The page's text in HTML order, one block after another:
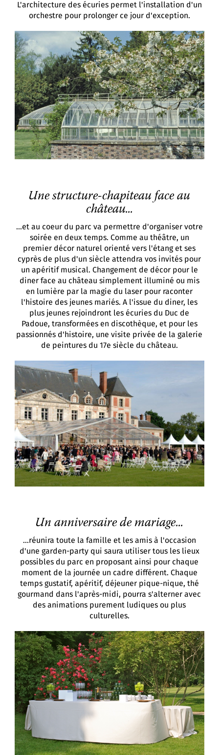
L'architecture des écuries permet l'installation d'un
orchestre pour prolonger ce jour d'exception.
Une structure-chapiteau face au
château...
...et au coeur du parc va permettre d'organiser votre
soirée en deux temps. Comme au théâtre, un
premier décor naturel orienté vers l'étang et ses
cyprès de plus d'un siècle attendra vos invités pour
un apéritif musical. Changement de décor pour le
diner face au château simplement illuminé ou mis
en lumière par la magie du laser pour raconter
l'histoire des jeunes mariés. A l'issue du diner, les
plus jeunes rejoindront les écuries du Duc de
Padoue, transformées en discothèque, et pour les
passionnés d'histoire, une visite privée de la galerie
de peintures du 17e siècle du château.
Un anniversaire de mariage...
...réunira toute la famille et les amis à l'occasion
d'une garden-party qui saura utiliser tous les lieux
possibles du parc en proposant ainsi pour chaque
moment de la journée un cadre différent. Chaque
temps gustatif, apéritif, déjeuner pique-nique, thé
gourmand dans l'après-midi, pourra s'alterner avec
des animations purement ludiques ou plus
culturelles.